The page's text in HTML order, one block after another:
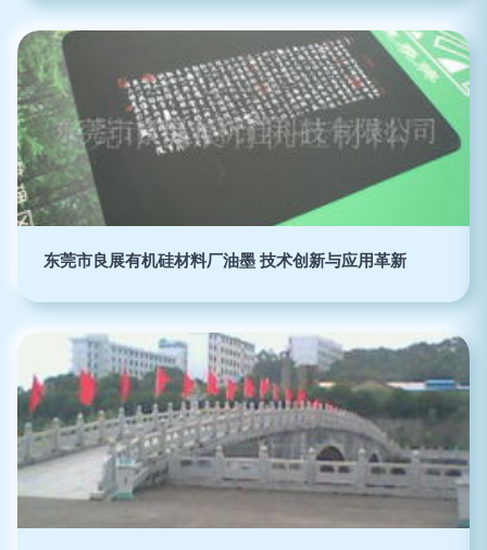
东莞市良展有机硅材料厂油墨 技术创新与应用革新